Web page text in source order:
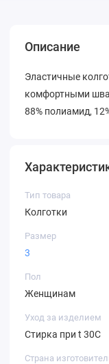
Описание
Эластичные
комфортными
88% полиамид,
Тип товара
Колготки
Размер
3
Пол
Женщинам
Уход за изделием
Стирка при t 30С
Страна